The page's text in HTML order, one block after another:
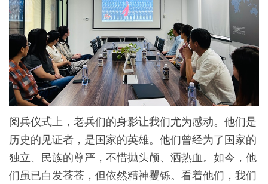
阅兵仪式上，老兵们的身影让我们尤为感动。他们是
历史的见证者，是国家的英雄。他们曾经为了国家的
独立、民族的尊严，不惜抛头颅、洒热血。如今，他
们虽已白发苍苍，但依然精神矍铄。看着他们，我们